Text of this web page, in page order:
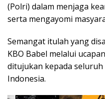
(Polri) dalam menjaga
serta mengayomi
Semangat itulah yang
KBO Babel melalui
ditujukan kepada
Indonesia.